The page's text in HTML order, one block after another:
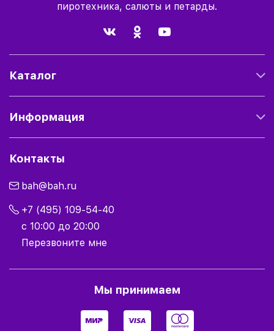
пиротехника, салюты и петарды.
Каталог
Информация
Контакты
bah@bah.ru
+7 (495) 109-54-40
с 10:00 до 20:00
Перезвоните мне
Мы принимаем